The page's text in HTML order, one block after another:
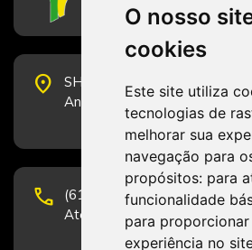
O nosso
cookies
Este site utiliza
tecnologias de
melhorar sua
navegação para
propósitos: para
funcionalidade
para
experiência no
place
SHS Quadra 6, Bloco E,
Andar, Sala 2001 - CEP
phone
(61) 3223-1652 e (61)
Atendimento por telefone em